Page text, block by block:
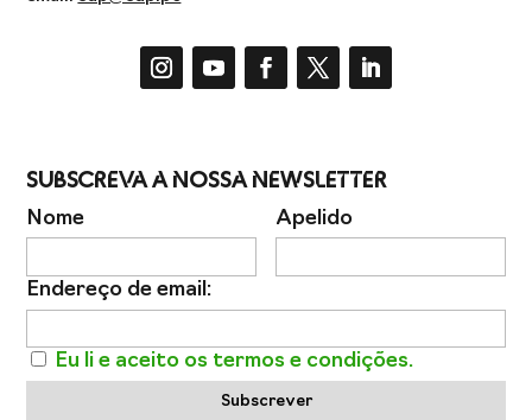
Subscreva a Nossa Newsletter
Nome Apelido
Endereço de email:
Eu li e aceito os termos e condições.
Subscrever